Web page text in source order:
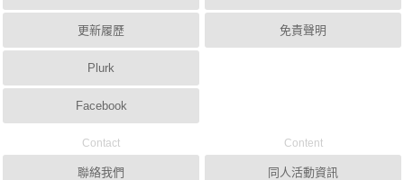
更新履歷
Plurk
Facebook
免責聲明
Contact
聯絡我們
Content
同人活動資訊